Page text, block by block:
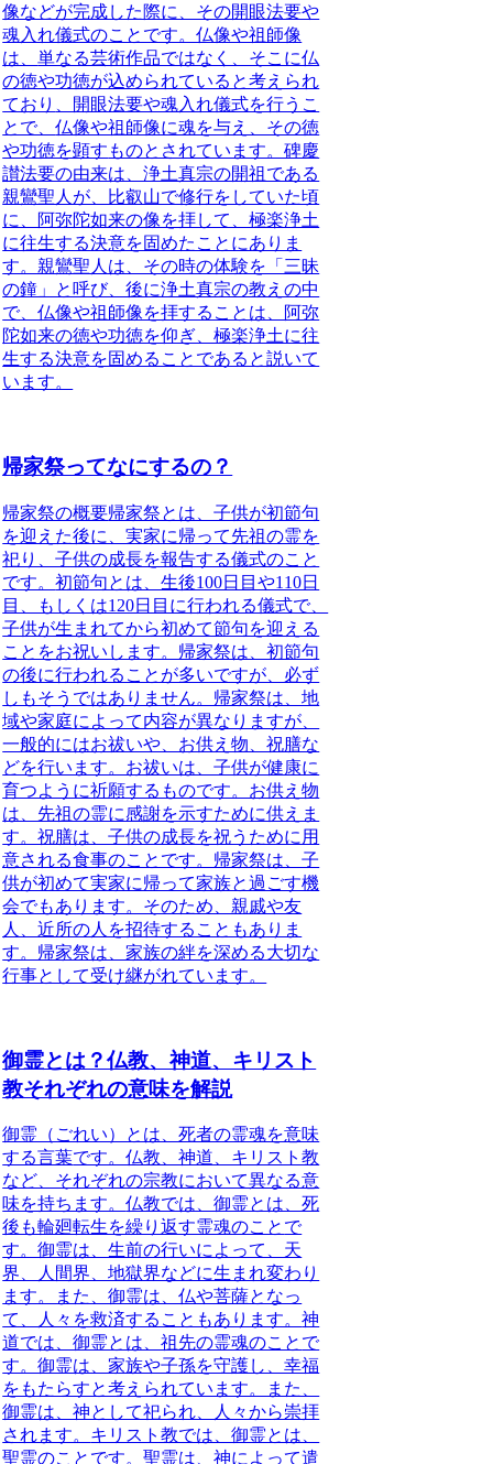
像などが完成した際に、その開眼法要や
魂入れ儀式のことです。仏像や祖師像
は、単なる芸術作品ではなく、そこに仏
の徳や功徳が込められていると考えられ
ており 、開眼法要や魂入れ儀式を行うこ
とで、仏像や祖師像に魂を与え、その徳
や功徳を顕す ものとされています。碑慶
讃法要の由来は、浄土真宗の開祖である
親鸞聖人が、比叡山で修行をしていた頃
に、阿弥陀如来の像を拝して、極楽浄土
に往生する決意を固めたことにありま
す。親鸞聖人は、その時の体験を「三昧
の鐘」と呼び、後に浄土真宗の教えの中
で、仏像や祖師像を拝することは、阿弥
陀如来の徳や功徳を仰ぎ、極楽浄土に往
生する決意を固めることであると説いて
います。
帰家祭ってなにするの？
帰家祭の概要帰家祭とは、子供が初節句
を迎えた後に、実家に帰って先祖の霊を
祀り、子供の成長を報告する儀式のこと
です。初節句とは、生後100日目や110日
目、もしくは120日目に行われる儀式で、
子供が生まれてから初めて節句を迎える
ことをお祝いします。帰家祭は、初節句
の後に行われることが多いですが、必ず
しもそうではありません。帰家祭は、地
域や家庭によって内容が異なりますが、
一般的にはお祓いや、お供え物、祝膳な
どを行います。お祓いは、子供が健康に
育つように祈願するものです。お供え物
は、先祖の霊に感謝を示すために供えま
す。祝膳は、子供の成長を祝うために用
意される食事のことです。帰家祭は、子
供が初めて実家に帰って家族と過ごす機
会でもあります。そのため、親戚や友
人、近所の人を招待することもありま
す。帰家祭は、家族の絆を深める大切な
行事として受け継がれています。
御霊とは？仏教、神道、キリスト
教それぞれの意味を解説
御霊（ごれい）とは、死者の霊魂を意味
する言葉です。仏教、神道、キリスト教
など、それぞれの宗教において異なる意
味を持ちます。仏教では、御霊とは、死
後も輪廻転生を繰り返す霊魂のこと で
す。御霊は、生前の行いによって、天
界、人間界、地獄界などに生まれ変わり
ます。また、御霊は、仏や菩薩となっ
て、人々を救済することもあります。神
道では、御霊とは、祖先の霊魂のこと で
す。御霊は、家族や子孫を守護し、幸福
をもたらすと考えられています。また、
御霊は、神として祀られ、人々から崇拝
されます。 キリスト教では、御霊とは、
聖霊のこと です。聖霊は、神によって遣